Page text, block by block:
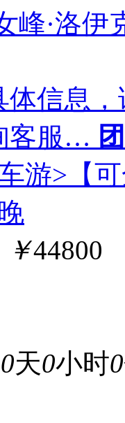
峰·洛伊
体信息
客服…
游>【
￥44800
0天0小时0